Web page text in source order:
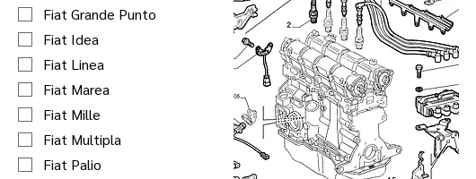
Fiat Grande Punto
Fiat Idea
Fiat Linea
Fiat Marea
Fiat Mille
Fiat Multipla
Fiat Palio